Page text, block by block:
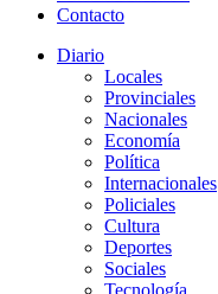
Contacto
Diario
Locales
Provinciales
Nacionales
Economía
Política
Internacionales
Policiales
Cultura
Deportes
Sociales